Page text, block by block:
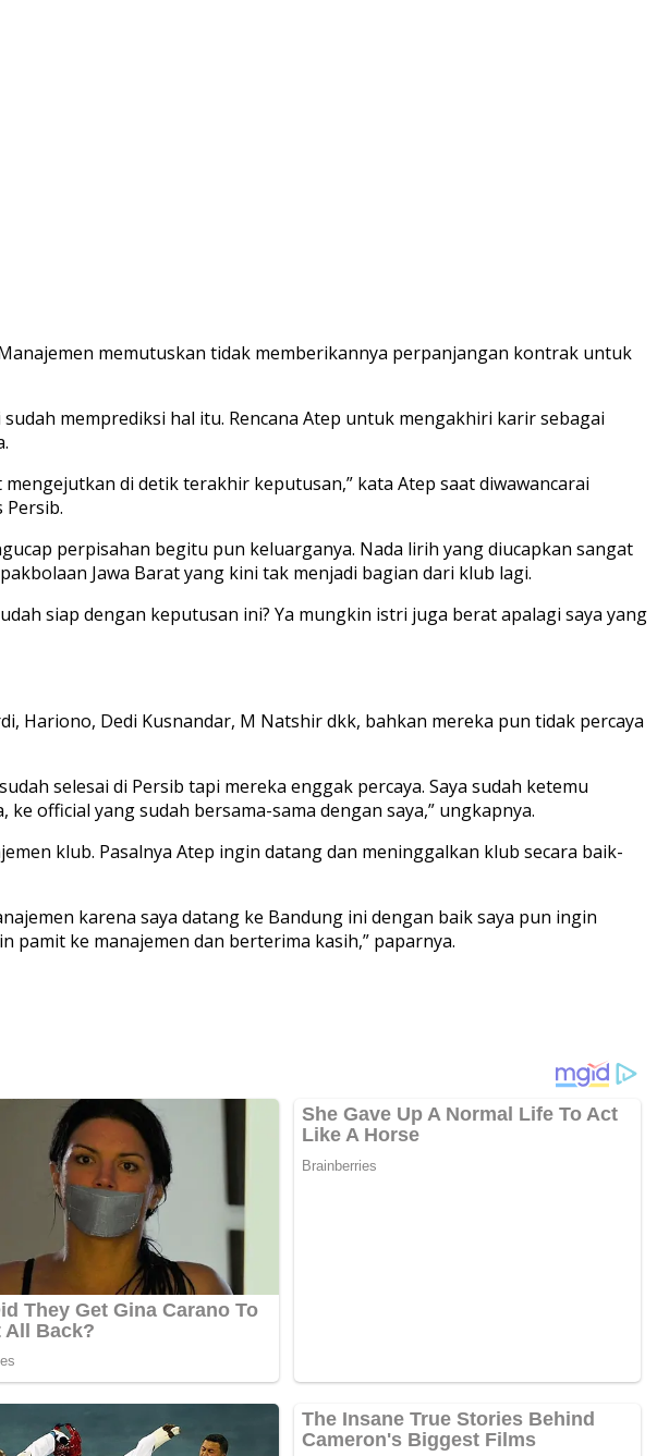
memutuskan tidak memberikannya perpanjangan kontrak untuk
memprediksi hal itu. Rencana Atep untuk mengakhiri karir sebagai
di detik terakhir keputusan,” kata Atep saat diwawancarai
Persib.
perpisahan begitu pun keluarganya. Nada lirih yang diucapkan sangat
Jawa Barat yang kini tak menjadi bagian dari klub lagi.
siap dengan keputusan ini? Ya mungkin istri juga berat apalagi saya yang
Hariono, Dedi Kusnandar, M Natshir dkk, bahkan mereka pun tidak percaya
selesai di Persib tapi mereka enggak percaya. Saya sudah ketemu
official yang sudah bersama-sama dengan saya,” ungkapnya.
klub. Pasalnya Atep ingin datang dan meninggalkan klub secara baik-
karena saya datang ke Bandung ini dengan baik saya pun ingin
pamit ke manajemen dan berterima kasih,” paparnya.